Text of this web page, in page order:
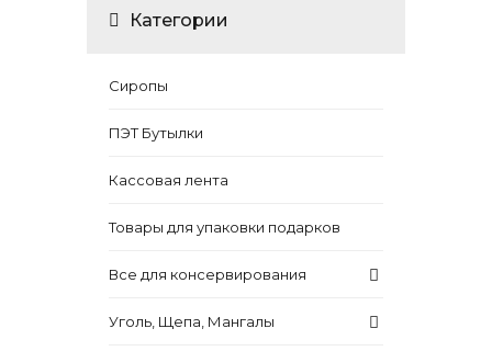
Категории
Сиропы
ПЭТ Бутылки
Кассовая лента
Товары для упаковки подарков
Все для консервирования
Уголь, Щепа, Мангалы